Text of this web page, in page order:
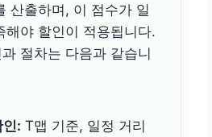
산출하며, 이 점수가 일
해야 할인이 적용됩니다.
절차는 다음과 같습니
인: T맵 기준, 일정 거리